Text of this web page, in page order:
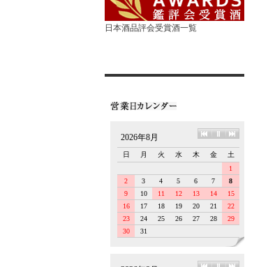
日本酒品評会受賞酒一覧